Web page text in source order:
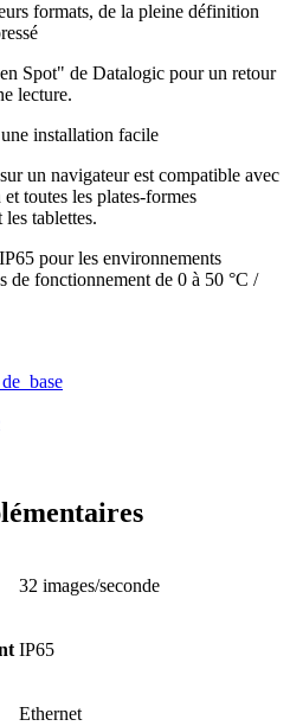
formats, de la pleine définition
Spot" de Datalogic pour un retour
lecture.
installation facile
un navigateur est compatible avec
toutes les plates-formes
tablettes.
pour les environnements
de fonctionnement de 0 à 50 °C /
32 images/seconde
IP65
Ethernet